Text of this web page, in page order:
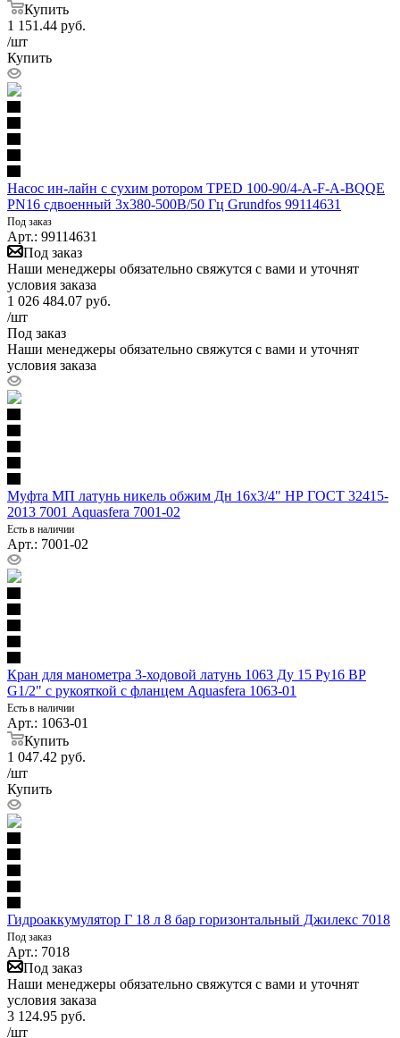
Купить
1 151.44 руб.
/шт
Купить
Насос ин-лайн с сухим ротором TPED 100-90/4-A-F-A-BQQE
PN16 сдвоенный 3х380-500В/50 Гц Grundfos 99114631
Под заказ
Арт.: 99114631
Под заказ
Наши менеджеры обязательно свяжутся с вами и уточнят
условия заказа
1 026 484.07 руб.
/шт
Под заказ
Наши менеджеры обязательно свяжутся с вами и уточнят
условия заказа
Муфта МП латунь никель обжим Дн 16х3/4" НР ГОСТ 32415-
2013 7001 Aquasfera 7001-02
Есть в наличии
Арт.: 7001-02
Кран для манометра 3-ходовой латунь 1063 Ду 15 Ру16 ВР
G1/2" с рукояткой с фланцем Aquasfera 1063-01
Есть в наличии
Арт.: 1063-01
Купить
1 047.42 руб.
/шт
Купить
Гидроаккумулятор Г 18 л 8 бар горизонтальный Джилекс 7018
Под заказ
Арт.: 7018
Под заказ
Наши менеджеры обязательно свяжутся с вами и уточнят
условия заказа
3 124.95 руб.
/шт